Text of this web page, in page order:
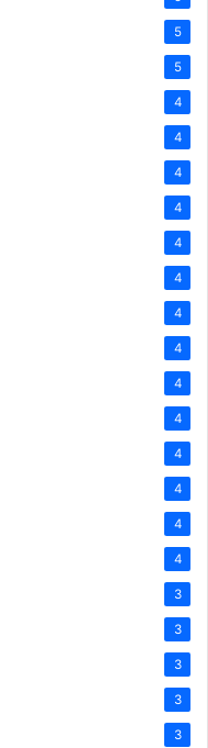
5
5
4
4
4
4
4
4
4
4
4
4
4
4
4
4
3
3
3
3
3